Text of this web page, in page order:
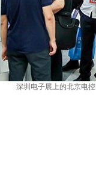
深圳电子展上的北京电控